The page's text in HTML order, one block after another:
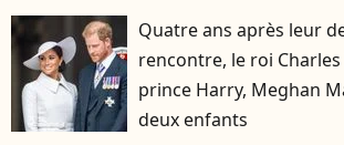
Quatre ans après leur
rencontre, le roi
prince Harry, Meghan
deux enfants